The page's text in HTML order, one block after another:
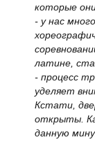
которые
- у нас
латине,
- процесс
уделяет
Кстати,
открыты.
данную